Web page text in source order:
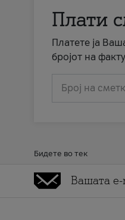
Плати
Платете ја
бројот на
Број на
Бидете во тек